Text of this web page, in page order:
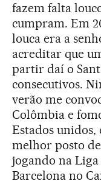
fazem falta
cumpram. Em
louca era a
acreditar que
partir daí o
consecutivos.
verão me
Colômbia e
Estados
melhor posto
jogando na
Barcelona no